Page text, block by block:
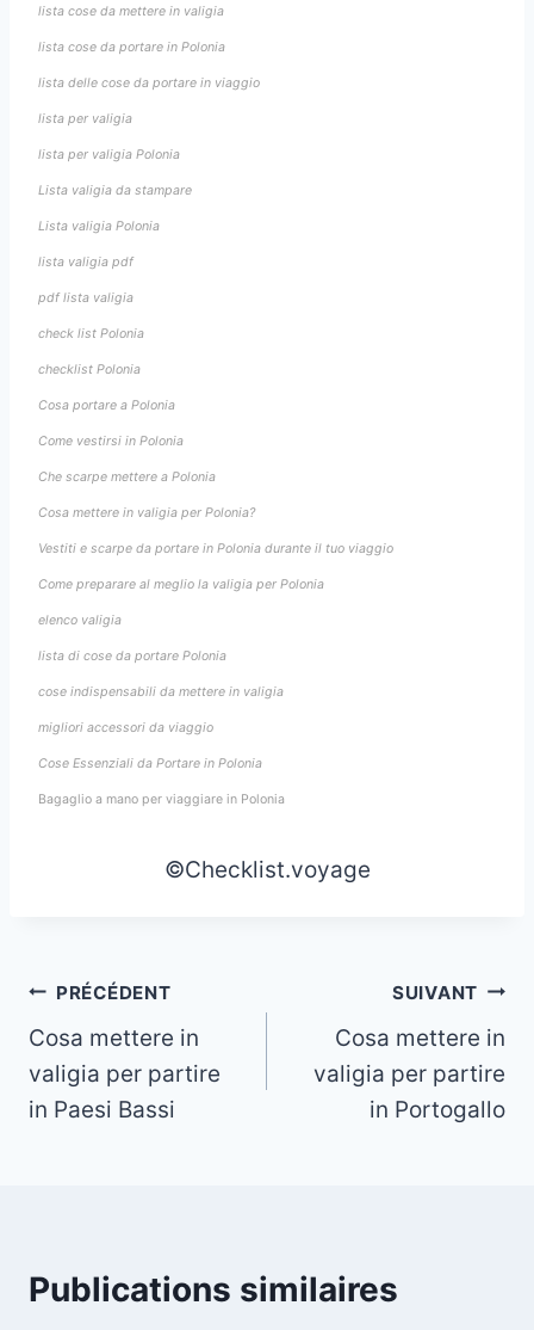
lista cose da mettere in valigia
lista cose da portare in Polonia
lista delle cose da portare in viaggio
lista per valigia
lista per valigia Polonia
Lista valigia da stampare
Lista valigia Polonia
lista valigia pdf
pdf lista valigia
check list Polonia
checklist Polonia
Cosa portare a Polonia
Come vestirsi in Polonia
Che scarpe mettere a Polonia
Cosa mettere in valigia per Polonia?
Vestiti e scarpe da portare in Polonia durante il tuo viaggio
Come preparare al meglio la valigia per Polonia
elenco valigia
lista di cose da portare Polonia
cose indispensabili da mettere in valigia
migliori accessori da viaggio
Cose Essenziali da Portare in Polonia
Bagaglio a mano per viaggiare in Polonia
©Checklist.voyage
Navigation
de
l’article
PRÉCÉDENT
Cosa mettere in
valigia per partire
in Paesi Bassi
SUIVANT
Cosa mettere in
valigia per partire
in Portogallo
Publications similaires